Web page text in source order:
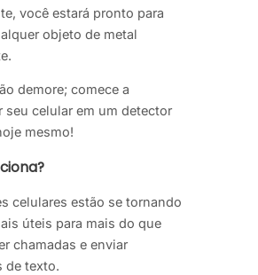
você estará pronto para
objeto de metal
demore; comece a
seu celular em um detector
mesmo!
celulares estão se tornando
úteis para mais do que
chamadas e enviar
de texto.